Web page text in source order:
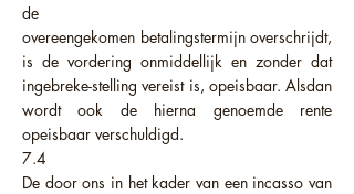
de
overeengekomen betalingstermijn overschrijdt,
is de vordering onmiddellijk en zonder dat
ingebreke-stelling vereist is, opeisbaar. Alsdan
wordt ook de hierna genoemde rente
opeisbaar verschuldigd.
7.4
De door ons in het kader van een incasso van